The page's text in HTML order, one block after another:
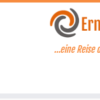
Zum
…eine Reise